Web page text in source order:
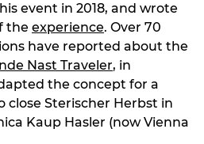
event in 2018, and wrote
the experience. Over 70
have reported about the
Nast Traveler, in
the concept for a
close Sterischer Herbst in
Kaup Hasler (now Vienna